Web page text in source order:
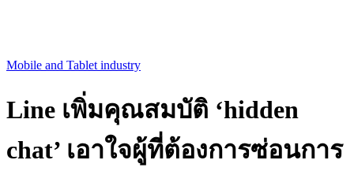
Mobile and Tablet industry
Line เพิ่มคุณสมบัติ ‘hidden
chat’ เอาใจผู้ที่ต้องการซ่อนการ